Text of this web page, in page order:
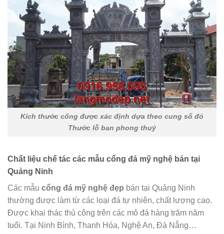
Kích thước cổng được xác định dựa theo cung số đỏ
Thước lỗ ban phong thuỷ
Chất liệu chế tác các mẫu cổng đá mỹ nghệ bán tại
Quảng Ninh
Các mẫu cổng đá mỹ nghệ đẹp bán tại Quảng Ninh
thường được làm từ các loại đá tự nhiên, chất lượng cao.
Được khai thác thủ công trên các mỏ đá hàng trăm năm
tuổi. Tại Ninh Bình, Thanh Hóa, Nghệ An, Đà Nẵng…